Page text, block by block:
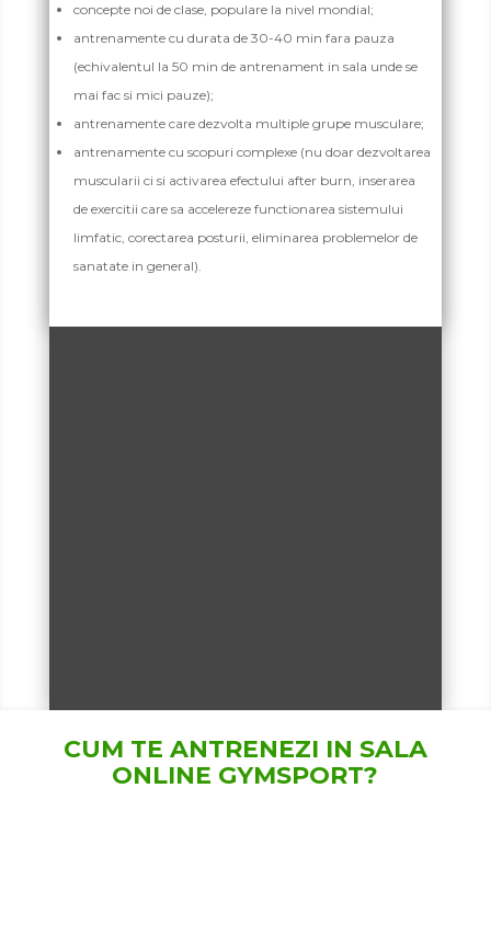
concepte noi de clase, populare la nivel mondial;
antrenamente cu durata de 30-40 min fara pauza
(echivalentul la 50 min de antrenament in sala unde se
mai fac si mici pauze);
antrenamente care dezvolta multiple grupe musculare;
antrenamente cu scopuri complexe (nu doar dezvoltarea
muscularii ci si activarea efectului after burn, inserarea
de exercitii care sa accelereze functionarea sistemului
limfatic, corectarea posturii, eliminarea problemelor de
sanatate in general).
CUM TE ANTRENEZI IN SALA
ONLINE GYMSPORT?